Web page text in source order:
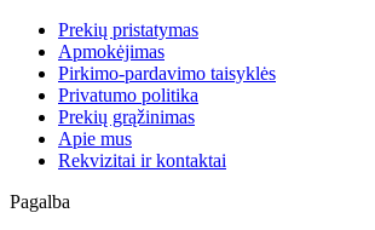
Prekių pristatymas
Apmokėjimas
Pirkimo-pardavimo taisyklės
Privatumo politika
Prekių grąžinimas
Apie mus
Rekvizitai ir kontaktai
Pagalba